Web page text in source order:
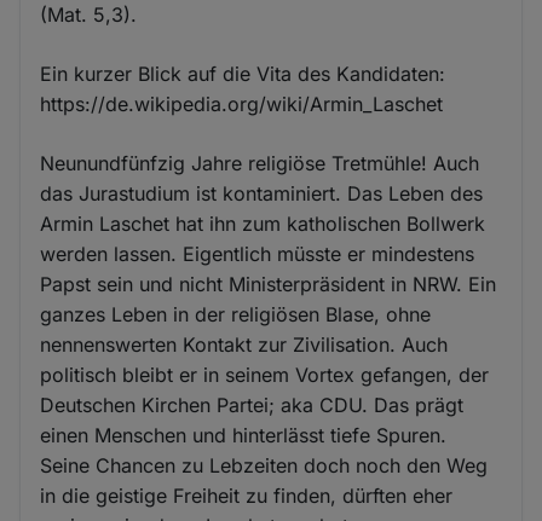
(Mat. 5,3).
Ein kurzer Blick auf die Vita des Kandidaten:
https://de.wikipedia.org/wiki/Armin_Laschet
Neunundfünfzig Jahre religiöse Tretmühle! Auch
das Jurastudium ist kontaminiert. Das Leben des
Armin Laschet hat ihn zum katholischen Bollwerk
werden lassen. Eigentlich müsste er mindestens
Papst sein und nicht Ministerpräsident in NRW. Ein
ganzes Leben in der religiösen Blase, ohne
nennenswerten Kontakt zur Zivilisation. Auch
politisch bleibt er in seinem Vortex gefangen, der
Deutschen Kirchen Partei; aka CDU. Das prägt
einen Menschen und hinterlässt tiefe Spuren.
Seine Chancen zu Lebzeiten doch noch den Weg
in die geistige Freiheit zu finden, dürften eher